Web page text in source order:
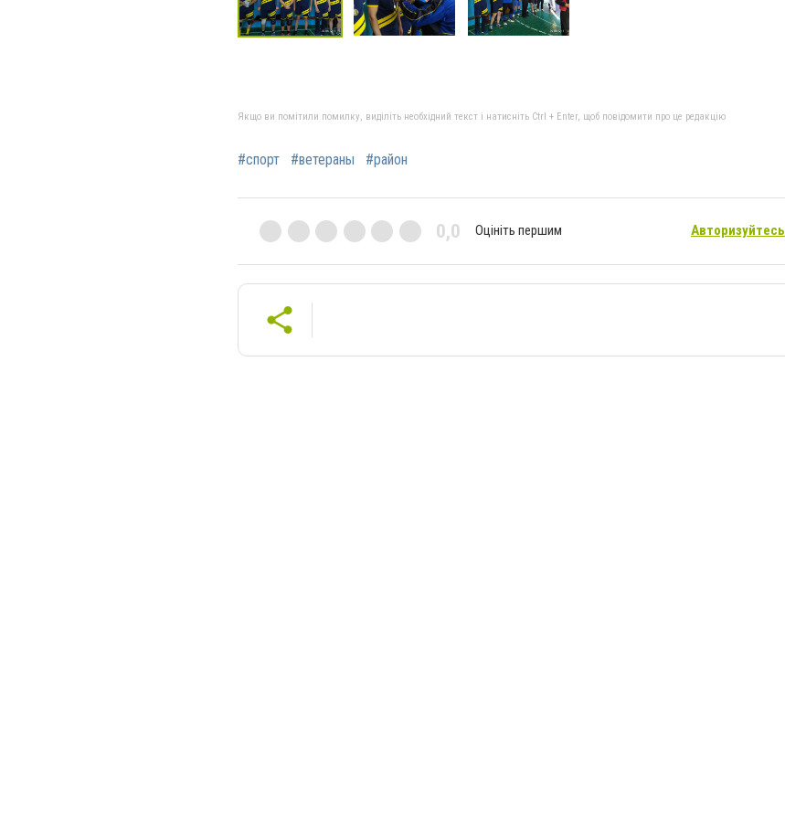
Якщо ви помітили помилку, виділіть необхідний текст і натисніть Ctrl + Enter, щоб повідомити про це редакцію
#спорт #ветераны #район
0,0 Оцініть першим Авторизуйтесь